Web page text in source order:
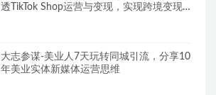
透TikTok Shop运营与变现，实现跨境变现
大志参谋-美业人7天玩转同城引流，分享10
年美业实体新媒体运营思维